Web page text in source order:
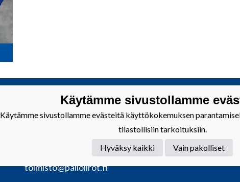
Vauvasta vaariin ja nasumannist mummuhu!
Pallo-Iirot ry
Toimisto auki sovitusti:
Valtakatu 11, 26100 Rauma
toimisto@palloiirot.fi
Käytämme sivustollamme
Käytämme sivustollamme evästeitä käyttökokemuksen
tilastollisiin tarkoituksiin.
Hyväksy kaikki
Vain pakolliset